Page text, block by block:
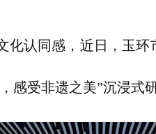
认同感，近日，玉
感受非遗之美”沉浸式